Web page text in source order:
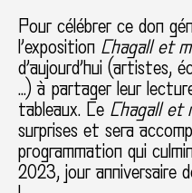
Pour célébrer ce don
l’exposition Chagall et
d’aujourd’hui (artistes,
…)à partager leur
tableaux. Ce Chagall et
surprises et sera
programmation qui
2023, jour anniversaire